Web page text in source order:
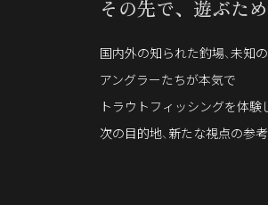
その先で、遊ぶた
国内外の知られた釣場、未知
アングラーたちが本気で
トラウトフィッシングを体験
次の目的地、新たな視点の参考